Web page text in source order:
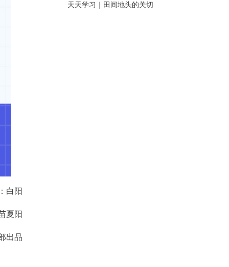
白阳
夏阳
出品
天天学习｜田间地头的关切